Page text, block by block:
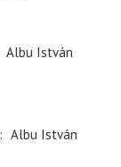
Albu István
Albu István